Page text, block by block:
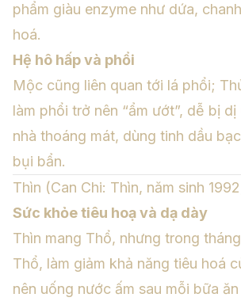
phẩm giàu enzyme như dứa,
hoá.
Hệ hô hấp và phổi
Mộc cũng liên quan tới lá phổi;
làm phổi trở nên “ẩm ướt”, dễ bị
nhà thoáng mát, dùng tinh dầu
bụi bẩn.
Thìn (Can Chi: Thìn, năm sinh
Sức khỏe tiêu hoạ và dạ dày
Thìn mang Thổ, nhưng trong
Thổ, làm giảm khả năng tiêu hoá
nên uống nước ấm sau mỗi bữa